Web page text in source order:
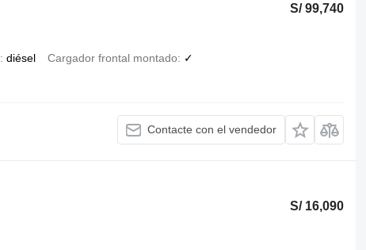
S/ 99,740
diésel Cargador frontal montado ✓
Contacte con el vendedor
S/ 16,090